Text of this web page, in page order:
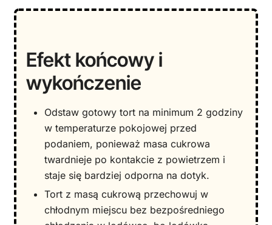
Efekt końcowy i
wykończenie
Odstaw gotowy tort na minimum 2 godziny
w temperaturze pokojowej przed
podaniem, ponieważ masa cukrowa
twardnieje po kontakcie z powietrzem i
staje się bardziej odporna na dotyk.
Tort z masą cukrową przechowuj w
chłodnym miejscu bez bezpośredniego